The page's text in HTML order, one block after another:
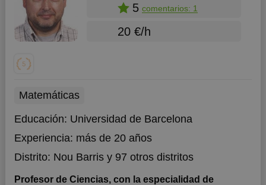
5 comentarios: 1
20 €/h
Matemáticas
Educación: Universidad de Barcelona
Experiencia: más de 20 años
Distrito: Nou Barrisy 97 otros distritos
Profesor de Ciencias, con la especialidad de